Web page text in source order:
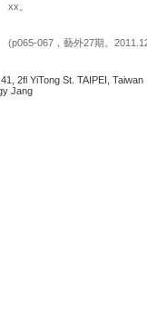
xx。
(p065-067，藝外27期。
2fl YiTong St. TAIPEI, Taiwan
Jang